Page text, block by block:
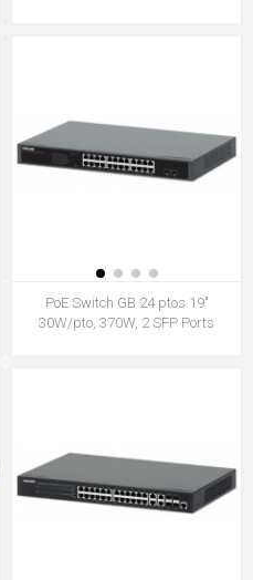
PoE Switch GB 24 ptos 19"
30W/pto, 370W, 2 SFP Ports